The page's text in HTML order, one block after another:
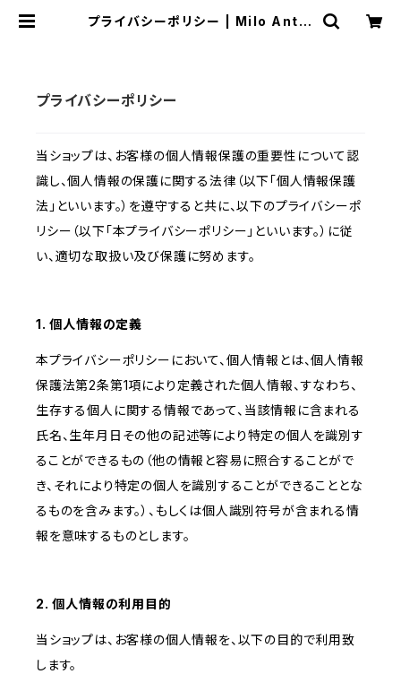
プライバシーポリシー | Milo Antiq
プライバシーポリシー
当ショップは、お客様の個人情報保護の重要性について認
識し、個人情報の保護に関する法律（以下「個人情報保護
法」といいます。）を遵守すると共に、以下のプライバシーポ
リシー（以下「本プライバシーポリシー」といいます。）に従
い、適切な取扱い及び保護に努めます。
1. 個人情報の定義
本プライバシーポリシーにおいて、個人情報とは、個人情報
保護法第2条第1項により定義された個人情報、すなわち、
生存する個人に関する情報であって、当該情報に含まれる
氏名、生年月日その他の記述等により特定の個人を識別す
ることができるもの（他の情報と容易に照合することがで
き、それにより特定の個人を識別することができることとな
るものを含みます。）、もしくは個人識別符号が含まれる情
報を意味するものとします。
2. 個人情報の利用目的
当ショップは、お客様の個人情報を、以下の目的で利用致
します。